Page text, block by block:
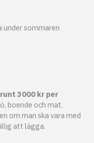
under sommaren
runt 3000 kr per
boende och mat.
om man ska vara med
att lägga.